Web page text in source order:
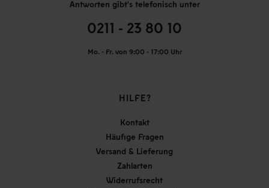
Antworten gibt's telefonisch unter
0211 - 23 80 10
Mo. - Fr. von 9:00 - 17:00 Uhr
HILFE?
Kontakt
Häufige Fragen
Versand & Lieferung
Zahlarten
Widerrufsrecht